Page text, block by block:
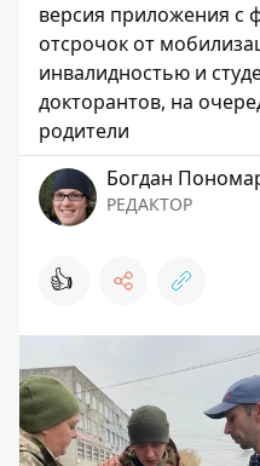
версия приложения с
отсрочок от
инвалидностью и
докторантов, на
родители
Богдан
РЕДАКТОР
👍